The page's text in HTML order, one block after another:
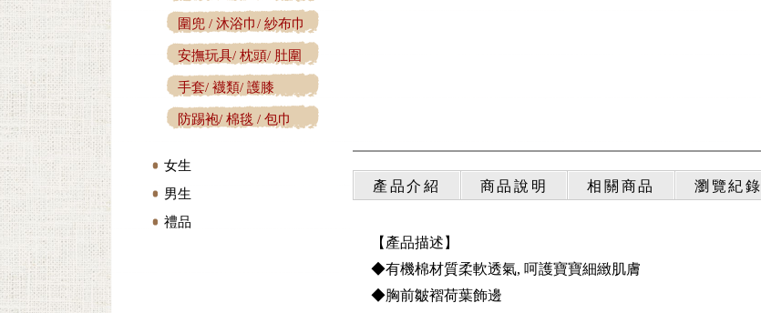
圍兜 / 沐浴巾/ 紗布巾
安撫玩具/ 枕頭/ 肚圍
手套/ 襪類/ 護膝
防踢袍/ 棉毯 / 包巾
女生
男生
禮品
產品介紹 商品說明 相關商品 瀏覽紀錄
【產品描述】
◆有機棉材質柔軟透氣, 呵護寶寶細緻肌膚
◆胸前皺褶荷葉飾邊